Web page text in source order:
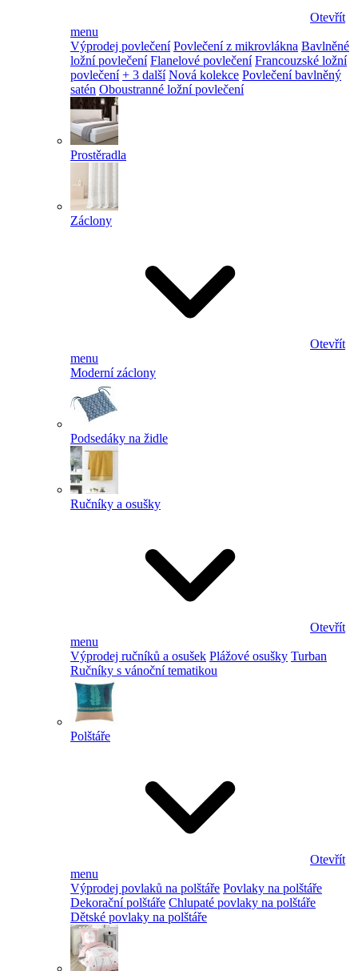
Otevřít
menu
Výprodej povlečení Povlečení z mikrovlákna Bavlněné
ložní povlečení Flanelové povlečení Francouzské ložní
povlečení + 3 další Nová kolekce Povlečení bavlněný
satén Oboustranné ložní povlečení
Prostěradla
Záclony
Otevřít
menu
Moderní záclony
Podsedáky na židle
Ručníky a osušky
Otevřít
menu
Výprodej ručníků a osušek Plážové osušky Turban
Ručníky s vánoční tematikou
Polštáře
Otevřít
menu
Výprodej povlaků na polštáře Povlaky na polštáře
Dekorační polštáře Chlupaté povlaky na polštáře
Dětské povlaky na polštáře